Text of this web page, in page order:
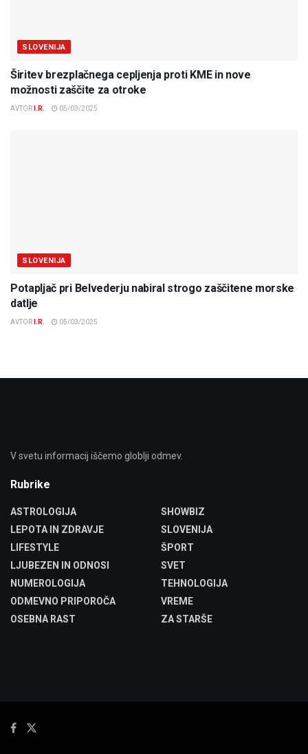
SLOVENIJA
Širitev brezplačnega cepljenja proti KME in nove
možnosti zaščite za otroke
AVTOR I.R. 05/03/2025
SLOVENIJA
Potapljač pri Belvederju nabiral strogo zaščitene morske
datlje
AVTOR I.R. 05/03/2025
V svetu informacij iščemo globlji odmev.
Rubrike
ASTROLOGIJA
LEPOTA IN ZDRAVJE
LIFESTYLE
LJUBEZEN IN ODNOSI
NUMEROLOGIJA
ODMEVNO PRIPOROČA
OSEBNA RAST
SHOWBIZ
SLOVENIJA
ŠPORT
SVET
TEHNOLOGIJA
VREME
ZA STARŠE